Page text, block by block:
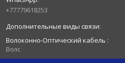
+77779618253
Волоконно-Оптический кабель
Волс